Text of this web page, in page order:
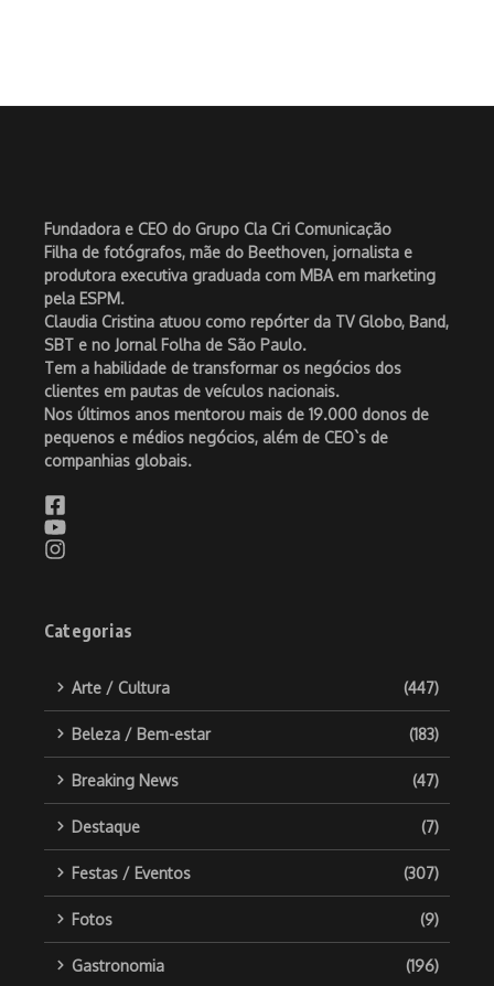
Fundadora e CEO do Grupo Cla Cri Comunicação
Filha de fotógrafos, mãe do Beethoven, jornalista e
produtora executiva graduada com MBA em marketing
pela ESPM.
Claudia Cristina atuou como repórter da TV Globo, Band,
SBT e no Jornal Folha de São Paulo.
Tem a habilidade de transformar os negócios dos
clientes em pautas de veículos nacionais.
Nos últimos anos mentorou mais de 19.000 donos de
pequenos e médios negócios, além de CEO`s de
companhias globais.
Categorias
Arte / Cultura (447)
Beleza / Bem-estar (183)
Breaking News (47)
Destaque (7)
Festas / Eventos (307)
Fotos (9)
Gastronomia (196)